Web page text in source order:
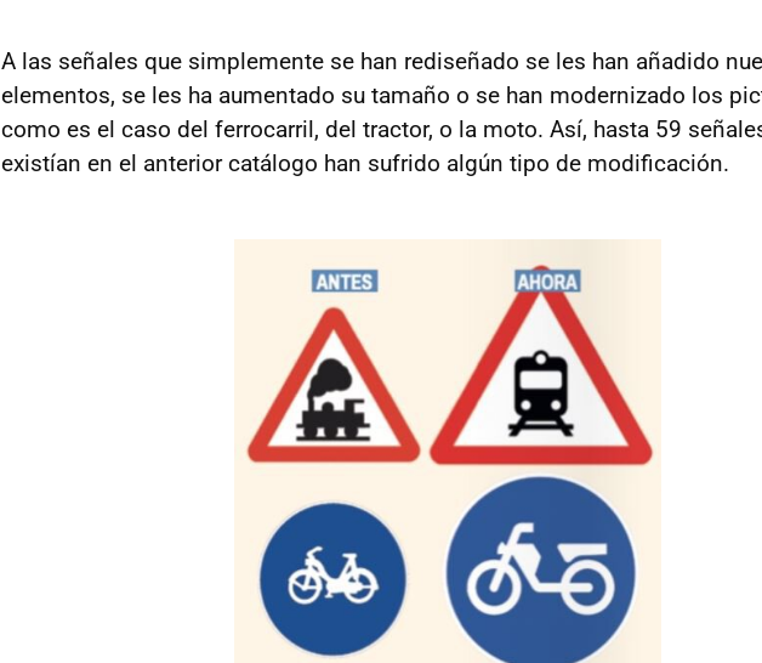
A las señales que simplemente se han rediseñado se les han añadido
elementos, se les ha aumentado su tamaño o se han modernizado los
como es el caso del ferrocarril, del tractor, o la moto. Así, hasta 59
existían en el anterior catálogo han sufrido algún tipo de modificación.